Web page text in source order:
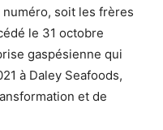
soit les frères
le 31 octobre
gaspésienne qui
à Daley Seafoods,
et de